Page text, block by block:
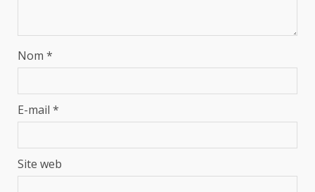
Nom *
E-mail *
Site web